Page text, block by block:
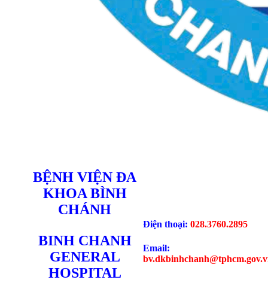
BỆNH VIỆN ĐA
KHOA BÌNH
CHÁNH
BINH CHANH
GENERAL
HOSPITAL
Điện thoại: 028.3760.2895
Email: